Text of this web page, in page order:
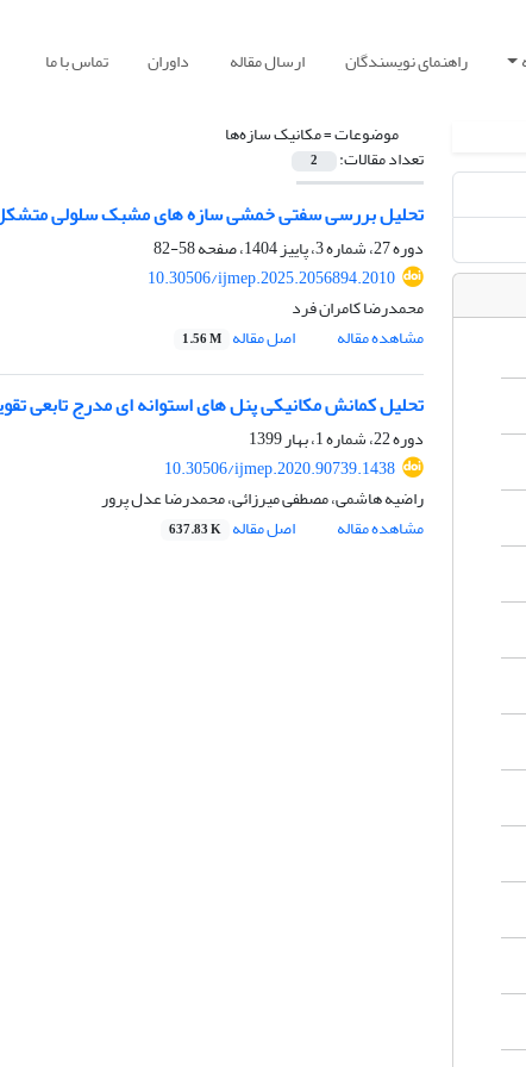
راهنمای نویسندگان ارسال مقاله داوران تماس با ما
موضوعات =مکانیک سازه‌ها
تعداد مقالات: 2
تحلیل بررسی سفتی خمشی سازه های مشبک سلولی متشکل
دوره 27، شماره 3، پاییز 1404، صفحه
58-82
10.30506/ijmep.2025.2056894.2010
محمدرضا کامران فرد
مشاهده مقاله
اصل مقاله 1.56 M
تحلیل کمانش مکانیکی پنل های استوانه ای مدرج تابعی
دوره 22، شماره 1، بهار 1399
10.30506/ijmep.2020.90739.1438
راضیه هاشمی، مصطفی میرزائی، محمدرضا عدل پرور
مشاهده مقاله
اصل مقاله 637.83 K